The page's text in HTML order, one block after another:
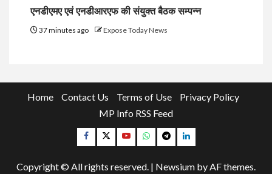
एनडीएमए एवं एनडीआरएफ की संयुक्त बैठक सम्पन्न
37 minutes ago Expose Today News
Home Contact Us Terms of Use
Privacy Policy
MP Info RSS Feed
Facebook
TwitterYouTubeWhatsapp
TelegramLinkedin
Copyright © All rights reserved. | Newsium by AF themes.